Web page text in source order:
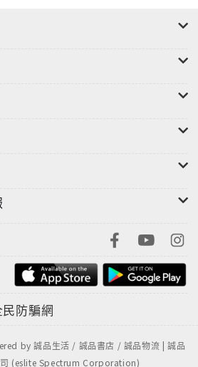
Your Lover Has Gone
Song 07.Ready
Star
防騙網
by 誠品生活 / 誠品書店 / 誠品物流 | 誠品
司 (eslite Spectrum Corporation)